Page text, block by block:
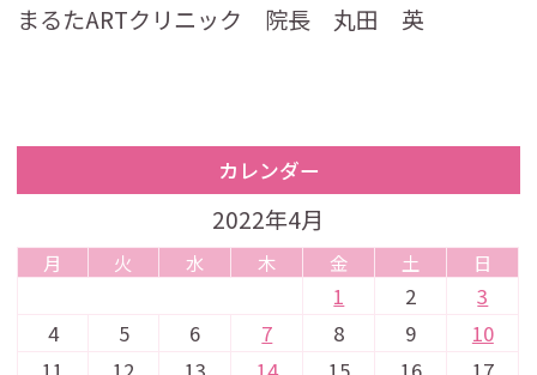
まるたARTクリニック 院長 丸田 英
カレンダー
2022年4月
月 火 水 木 金 土 日
1 2
3
4
5 6 7 8 9
10